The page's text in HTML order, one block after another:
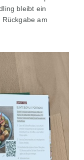
bleibt ein
am